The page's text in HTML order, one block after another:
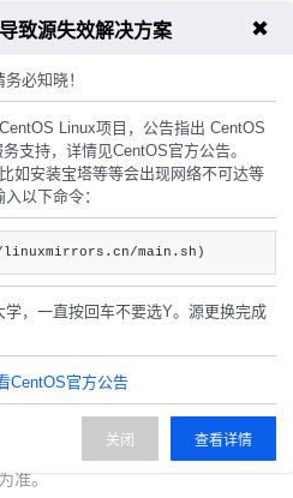
年
请以实际下单结果为准，具体资源
准。
致源失效解决方案 ✖
必知晓！
Linux项目，公告指出 CentOS
支持，详情见CentOS官方公告。
如安装宝塔等等会出现网络不可达等
以下命令：
main.sh)
，一直按回车不要选Y。源更换完成
CentOS官方公告
查看详情
关闭